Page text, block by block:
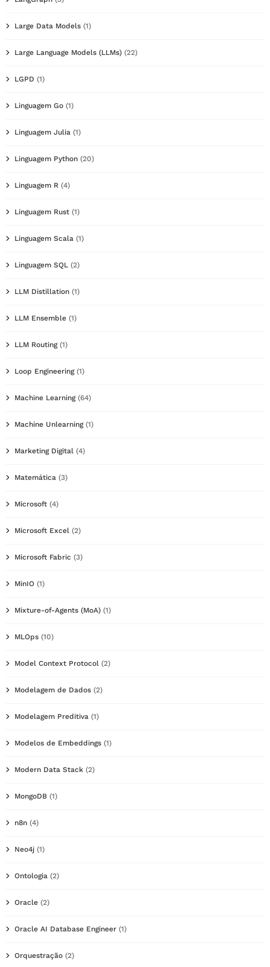
Large Data Models (1)
Large Language Models (LLMs) (22)
LGPD (1)
Linguagem Go (1)
Linguagem Julia (1)
Linguagem Python (20)
Linguagem R (4)
Linguagem Rust (1)
Linguagem Scala (1)
Linguagem SQL (2)
LLM Distillation (1)
LLM Ensemble (1)
LLM Routing(1)
Loop Engineering(1)
Machine Learning(64)
Machine Unlearning(1)
Marketing Digital (4)
Matemática (3)
Microsoft (4)
Microsoft Excel (2)
Microsoft Fabric (3)
MinIO (1)
Mixture-of-Agents (MoA) (1)
MLOps (10)
Model Context Protocol (2)
Modelagem de Dados (2)
Modelagem Preditiva (1)
Modelos de Embeddings (1)
Modern Data Stack (2)
MongoDB (1)
n8n (4)
Neo4j (1)
Ontologia (2)
Oracle (2)
Oracle AI Database Engineer (1)
Orquestração (2)